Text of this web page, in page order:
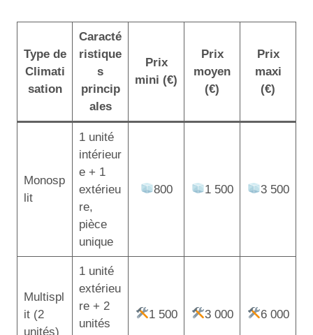
Type de
Climati
sation
Caracté
ristique
s
princip
ales
Prix
mini (€)
Prix
moyen
(€)
Prix
maxi
(€)
Monosp
lit
1 unité
intérieur
e + 1
extérieu
re,
pièce
unique
800 1 500 3 500
Multispl
it (2
unités)
1 unité
extérieu
re + 2
unités
1 500 3 000 6 000